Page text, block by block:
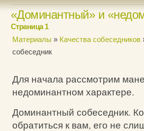
«Доминантный» и
Страница 1
Материалы » Качества собеседников
собеседник
Для начала рассмотрим
недоминантном характере.
Доминантный собеседник.
обратиться к вам, его не